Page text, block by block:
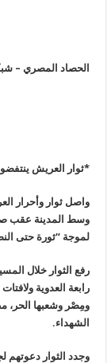
الحصاد المصري –
*ثوار العريش
واصل ثوار وأحرار
وسط المدينة عقب
لموجة“ثورة حتى النصر”
رفع الثوار خلال
رابعة العدوية
ومِصْر وشعبها الحر،
الشهداء.
وجدد الثوار دعوتهم